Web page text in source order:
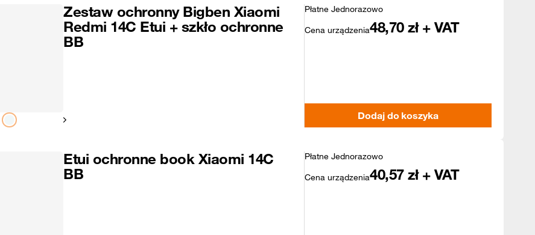
Pokaż następny
Zestaw ochronny Bigben Xiaomi
Redmi 14C Etui + szkło ochronne
BB
Płatne Jednorazowo
Cena urządzenia48,70 zł + VAT
Dodaj do koszyka
Etui ochronne book Xiaomi 14C
BB
Płatne Jednorazowo
Cena urządzenia40,57 zł + VAT